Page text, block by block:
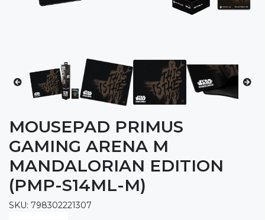
MOUSEPAD PRIMUS
GAMING ARENA M
MANDALORIAN EDITION
(PMP-S14ML-M)
SKU: 798302221307